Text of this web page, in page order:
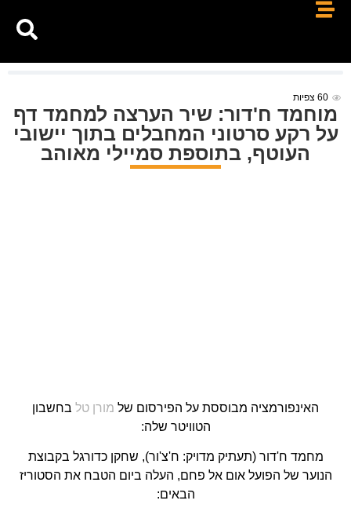
60צפיות
מוחמד ח'דור: שיר הערצה למחמד דף
על רקע סרטוני המחבלים בתוך יישובי
העוטף, בתוספת סמיילי מאוהב
האינפורמציה מבוססת על הפירסום של מורן טל בחשבון
הטוויטר שלה:
מחמד ח'דור (תעתיק מדויק: ח'צ'ור), שחקן כדורגל בקבוצת
הנוער של הפועל אום אל פחם, העלה ביום הטבח את הסטוריז
הבאים: